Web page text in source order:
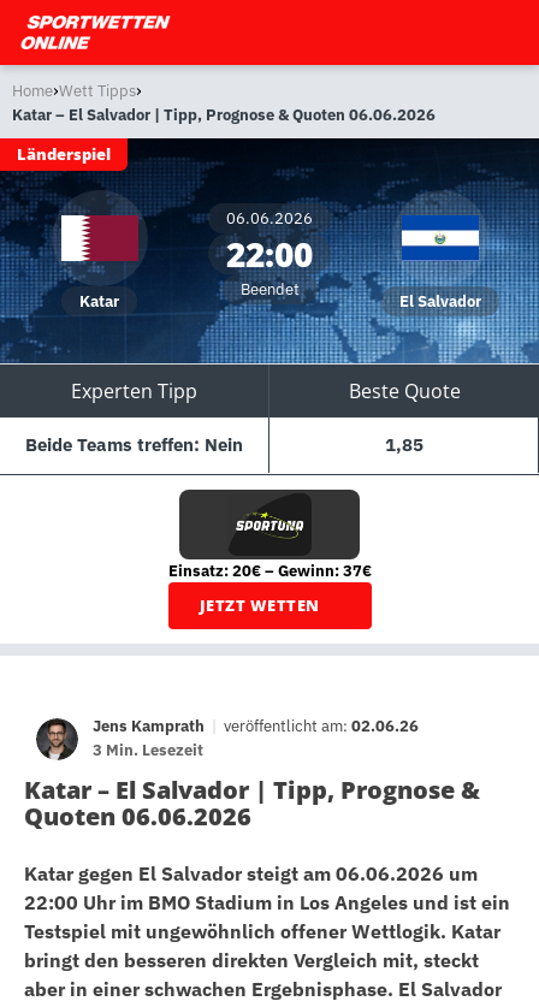
Home›Wett Tipps›
Katar – El Salvador | Tipp, Prognose & Quoten 06.06.2026
Länderspiel
Katar
06.06.2026
22:00
Beendet
El Salvador
Experten Tipp Beste Quote
Beide Teams treffen: Nein 1,85
Einsatz: 20€ – Gewinn: 37€
JETZT WETTEN
Jens Kamprath | veröffentlicht am: 02.06.26
3 Min. Lesezeit
Katar – El Salvador | Tipp, Prognose &
Quoten 06.06.2026
Katar gegen El Salvador steigt am 06.06.2026 um
22:00 Uhr im BMO Stadium in Los Angeles und ist ein
Testspiel mit ungewöhnlich offener Wettlogik. Katar
bringt den besseren direkten Vergleich mit, steckt
aber in einer schwachen Ergebnisphase. El Salvador